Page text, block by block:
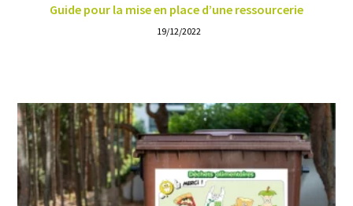
Guide pour la mise en place d’une ressourcerie
19/12/2022